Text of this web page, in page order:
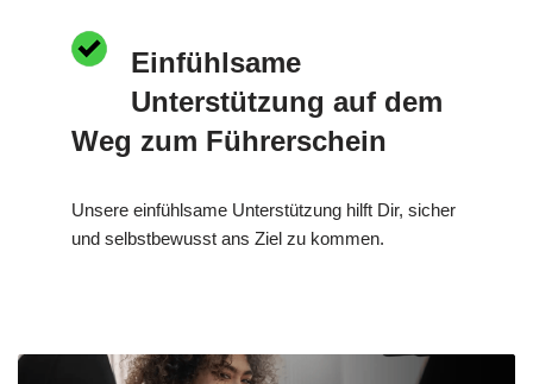
Einfühlsame
Unterstützung auf dem
Weg zum Führerschein
Unsere einfühlsame Unterstützung hilft Dir, sicher
und selbstbewusst ans Ziel zu kommen.